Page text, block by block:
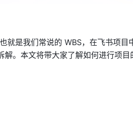
是我们常说的 WBS，在飞书项目
。本文将带大家了解如何进行项目